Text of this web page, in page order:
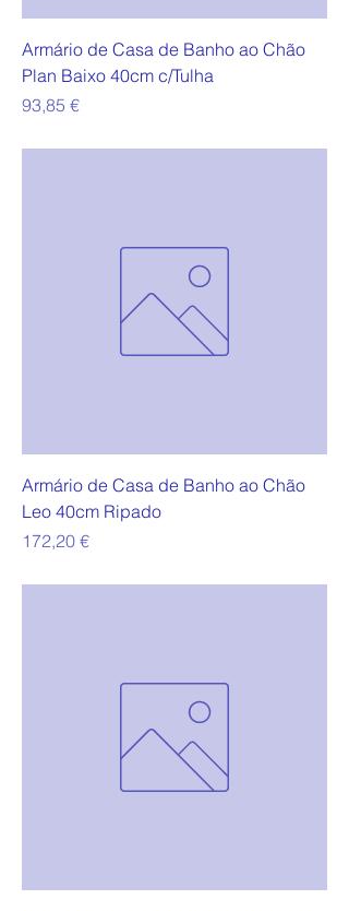
Armário de Casa de Banho ao Chão
Plan Baixo 40cm c/Tulha
Preço
93,85 €
Armário de Casa de Banho ao Chão
Leo 40cm Ripado
Preço
172,20 €